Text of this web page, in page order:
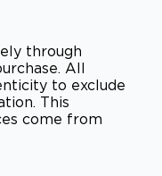
through
All
to exclude
This
come from